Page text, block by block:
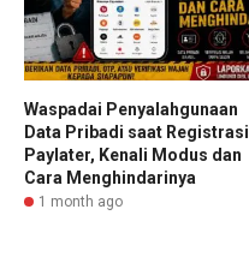
Waspadai Penyalahgunaan
Data Pribadi saat Registrasi
Paylater, Kenali Modus dan
Cara Menghindarinya
1 month ago